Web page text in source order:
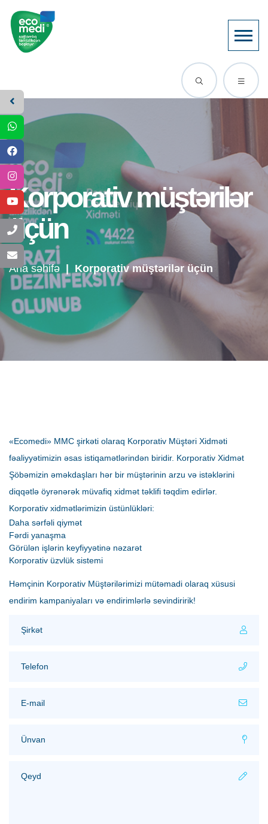
Korporativ müştərilər
üçün
Ana səhifə Korporativ müştərilər üçün
«Ecomedi» MMC şirkəti olaraq Korporativ Müştəri Xidməti
fəaliyyətimizin əsas istiqamətlərindən biridir. Korporativ Xidmət
Şöbəmizin əməkdaşları hər bir müştərinin arzu və istəklərini
diqqətlə öyrənərək müvafiq xidmət təklifi təqdim edirlər.
Korporativ xidmətlərimizin üstünlükləri:
Daha sərfəli qiymət
Fərdi yanaşma
Görülən işlərin keyfiyyətinə nəzarət
Korporativ üzvlük sistemi
Həmçinin Korporativ Müştərilərimizi mütəmadi olaraq xüsusi
endirim kampaniyaları və endirimlərlə sevindiririk!